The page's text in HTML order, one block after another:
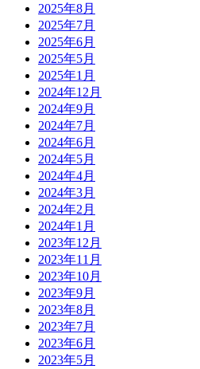
2025年8月
2025年7月
2025年6月
2025年5月
2025年1月
2024年12月
2024年9月
2024年7月
2024年6月
2024年5月
2024年4月
2024年3月
2024年2月
2024年1月
2023年12月
2023年11月
2023年10月
2023年9月
2023年8月
2023年7月
2023年6月
2023年5月